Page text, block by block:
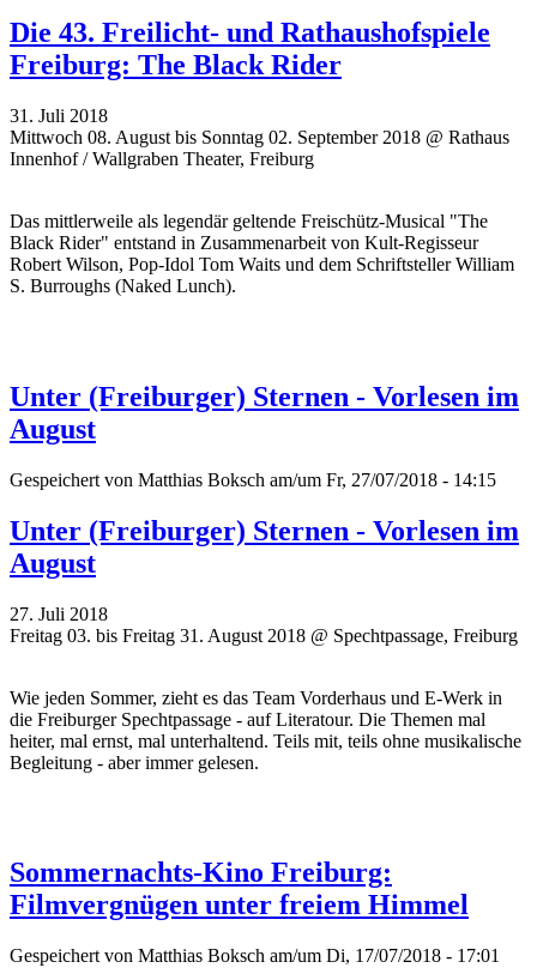
Die 43. Freilicht- und Rathaushofspiele
Freiburg: The Black Rider
31. Juli 2018
Mittwoch 08. August bis Sonntag 02. September 2018 @ Rathaus
Innenhof / Wallgraben Theater, Freiburg
Das mittlerweile als legendär geltende Freischütz-Musical "The
Black Rider" entstand in Zusammenarbeit von Kult-Regisseur
Robert Wilson, Pop-Idol Tom Waits und dem Schriftsteller William
S. Burroughs (Naked Lunch).
Unter (Freiburger) Sternen - Vorlesen im
August
Gespeichert von Matthias Boksch am/um Fr, 27/07/2018 - 14:15
Unter (Freiburger) Sternen - Vorlesen im
August
27. Juli 2018
Freitag 03. bis Freitag 31. August 2018 @ Spechtpassage, Freiburg
Wie jeden Sommer, zieht es das Team Vorderhaus und E-Werk in
die Freiburger Spechtpassage - auf Literatour. Die Themen mal
heiter, mal ernst, mal unterhaltend. Teils mit, teils ohne musikalische
Begleitung - aber immer gelesen.
Sommernachts-Kino Freiburg:
Filmvergnügen unter freiem Himmel
Gespeichert von Matthias Boksch am/um Di, 17/07/2018 - 17:01